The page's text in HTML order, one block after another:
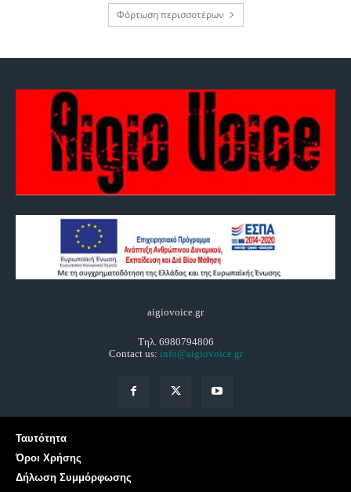
Φόρτωση περισσοτέρων
aigiovoice.gr
Τηλ. 6980794806
Contact us: info@aigiovoice.gr
Ταυτότητα
Όροι Χρήσης
Δήλωση Συμμόρφωσης